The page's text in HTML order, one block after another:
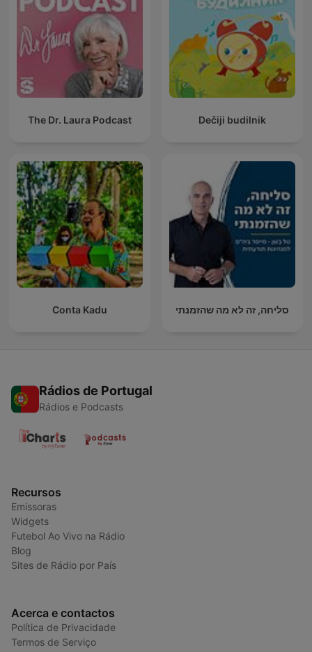
The Dr. Laura Podcast Dečiji budilnik
Conta Kadu סליחה, זה לא מה שהזמנתי
Rádios de Portugal
Rádios e Podcasts
Recursos
Emissoras
Widgets
Futebol Ao Vivo na Rádio
Blog
Sites de Rádio por País
Acerca e contactos
Política de Privacidade
Termos de Serviço